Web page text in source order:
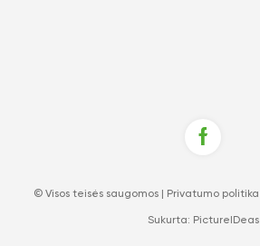
© Visos teisės saugomos | Privatumo politika
Sukurta: PictureIDeas